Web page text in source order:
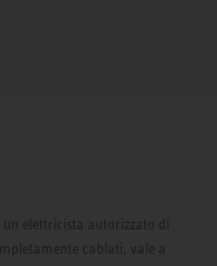
elettricista autorizzato di
cablati, vale a